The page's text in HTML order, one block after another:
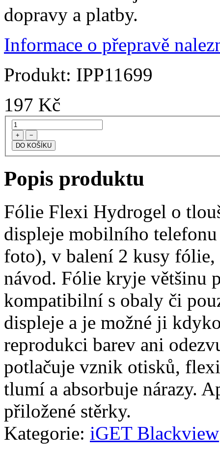
dopravy a platby.
Informace o přepravě
Produkt: IPP11699
197 Kč
+ −
Popis produktu
Fólie Flexi Hydrogel o
displeje mobilního
foto), v balení 2 kusy fólie,
návod. Fólie kryje většinu
kompatibilní s obaly či
displeje a je možné ji
reprodukci barev ani
potlačuje vznik otisků,
tlumí a absorbuje nárazy.
přiložené stěrky.
Kategorie: iGET Blackview